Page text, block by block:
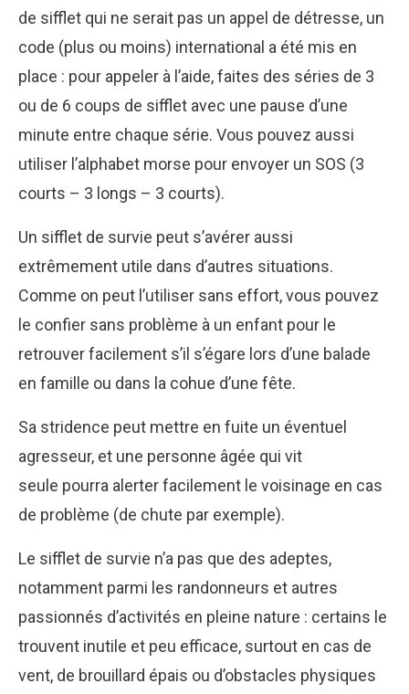
de sifflet qui ne serait pas un appel de détresse, un
code (plus ou moins) international a été mis en
place : pour appeler à l’aide, faites des séries de 3
ou de 6 coups de sifflet avec une pause d’une
minute entre chaque série. Vous pouvez aussi
utiliser l’alphabet morse pour envoyer un SOS (3
courts – 3 longs – 3 courts).
Un sifflet de survie peut s’avérer aussi
extrêmement utile dans d’autres situations.
Comme on peut l’utiliser sans effort, vous pouvez
le confier sans problème à un enfant pour le
retrouver facilement s’il s’égare lors d’une balade
en famille ou dans la cohue d’une fête.
Sa stridence peut mettre en fuite un éventuel
agresseur, et une personne âgée qui vit
seule pourra alerter facilement le voisinage en cas
de problème (de chute par exemple).
Le sifflet de survie n’a pas que des adeptes,
notamment parmi les randonneurs et autres
passionnés d’activités en pleine nature : certains le
trouvent inutile et peu efficace, surtout en cas de
vent, de brouillard épais ou d’obstacles physiques